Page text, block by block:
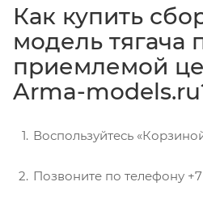
Как купить
модель тягача
приемлемой
Arma-
Воспользуйтесь
Позвоните по телефону +7